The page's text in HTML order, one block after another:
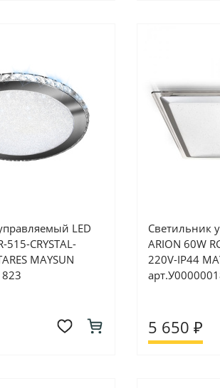
LED
515-CRYSTAL-
MAYSUN
Светильник
ARION 60W
220V-IP44
5 650 ₽